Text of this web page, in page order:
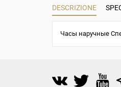
DESCRIZIONE
Часы наручные